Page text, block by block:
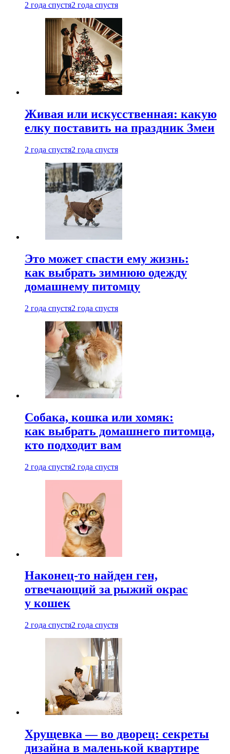
2 года спустя2 года спустя
Живая или искусственная: какую
елку поставить на праздник Змеи
2 года спустя2 года спустя
Это может спасти ему жизнь:
как выбрать зимнюю одежду
домашнему питомцу
2 года спустя2 года спустя
Собака, кошка или хомяк:
как выбрать домашнего питомца,
кто подходит вам
2 года спустя2 года спустя
Наконец-то найден ген,
отвечающий за рыжий окрас
у кошек
2 года спустя2 года спустя
Хрущевка — во дворец: секреты
дизайна в маленькой квартире